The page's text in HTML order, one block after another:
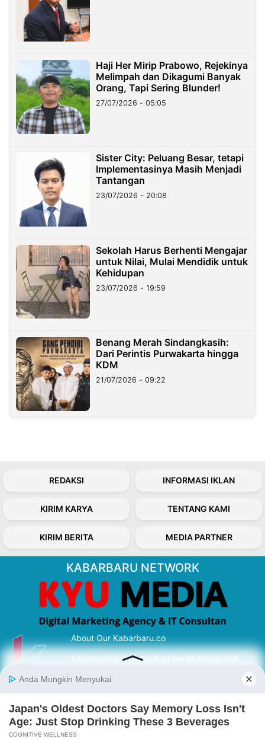
Haji Her Mirip Prabowo, Rejekinya
Melimpah dan Dikagumi Banyak
Orang, Tapi Sering Blunder!
27/07/2026 - 05:05
Sister City: Peluang Besar, tetapi
Implementasinya Masih Menjadi
Tantangan
23/07/2026 - 20:08
Sekolah Harus Berhenti Mengajar
untuk Nilai, Mulai Mendidik untuk
Kehidupan
23/07/2026 - 19:59
Benang Merah Sindangkasih:
Dari Perintis Purwakarta hingga
KDM
21/07/2026 - 09:22
REDAKSI INFORMASI IKLAN
KIRIM KARYA TENTANG KAMI
KIRIM BERITA MEDIA PARTNER
KABARBARU NETWORK
About Our Kabarbaru.co
Kabarbaru.co menyajikan berita aktual dan
serta terverifikasi dari sumber yang tepat.
Follow Kabarbaru